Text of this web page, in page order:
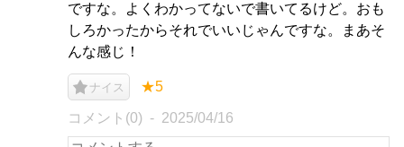
ですな。よくわかってないで書いてるけど。おも
しろかったからそれでいいじゃんですな。まあそ
んな感じ！
ナイス ★5
コメント(0) 2025/04/16